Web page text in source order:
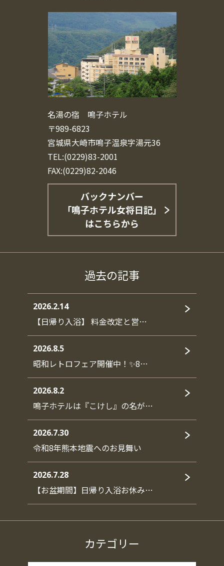
名湯の宿 鳴子ホテル
〒989-6823
宮城県大崎市鳴子温泉字湯元36
TEL:(0229)83-2001
FAX:(0229)82-2046
バックナンバー
「鳴子ホテル女将日記」
はこちらから
過去の記事
2026.2.14
【日帰り入浴】 料金改定と営…
2026.8.5
昭和レトロフェア開催中！✨8…
2026.8.2
鳴子ホテルは『こけし』の名が…
2026.7.30
令和8年熊本地震へのお見舞い
2026.7.28
【お盆期間】日帰り入浴お休み…
カテゴリー